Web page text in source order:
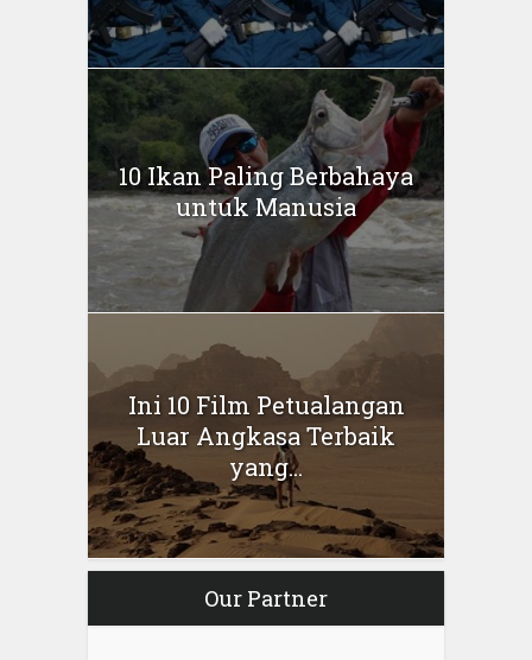
10 Ikan Paling Berbahaya
untuk Manusia
Ini 10 Film Petualangan
Luar Angkasa Terbaik
yang...
Our Partner